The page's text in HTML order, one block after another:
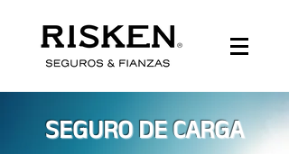
SEGURO DE CARGA